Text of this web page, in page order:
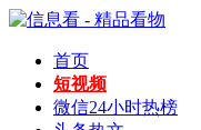
首页
短视频
微信24小时热榜